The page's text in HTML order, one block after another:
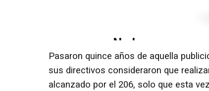
Pasaron quince años de aquella
sus directivos consideraron que
alcanzado por el 206, solo que esta